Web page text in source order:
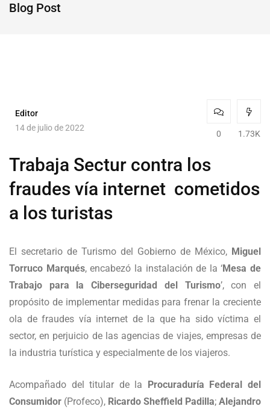
Blog Post
Editor
14 de julio de 2022
0 1.73K
Trabaja Sectur contra los
fraudes vía internet cometidos
a los turistas
El secretario de Turismo del Gobierno de México, Miguel
Torruco Marqués, encabezó la instalación de la ‘Mesa de
Trabajo para la Ciberseguridad del Turismo’, con el
propósito de implementar medidas para frenar la creciente
ola de fraudes vía internet de la que ha sido víctima el
sector, en perjuicio de las agencias de viajes, empresas de
la industria turística y especialmente de los viajeros.
Acompañado del titular de la
Procuraduría Federal del
Consumidor (Profeco), Ricardo Sheffield Padilla; Alejandro